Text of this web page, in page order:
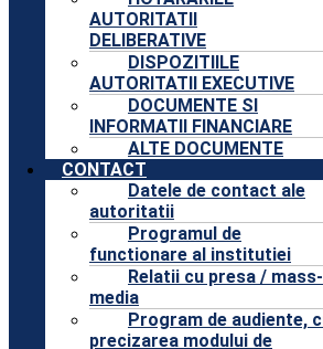
AUTORITATII
DELIBERATIVE
DISPOZITIILE
AUTORITATII EXECUTIVE
DOCUMENTE SI
INFORMATII FINANCIARE
ALTE DOCUMENTE
CONTACT
Datele de contact ale
autoritatii
Programul de
functionare al institutiei
Relatii cu presa / mass-
media
Program de audiente,
precizarea modului de